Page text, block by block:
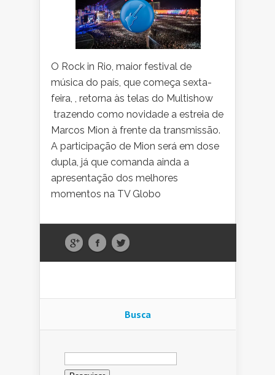
O Rock in Rio, maior festival de
música do país, que começa sexta-
feira, , retorna às telas do Multishow
trazendo como novidade a estreia de
Marcos Mion à frente da transmissão.
A participação de Mion será em dose
dupla, já que comanda ainda a
apresentação dos melhores
momentos na TV Globo
Busca
Pesquisar
por: